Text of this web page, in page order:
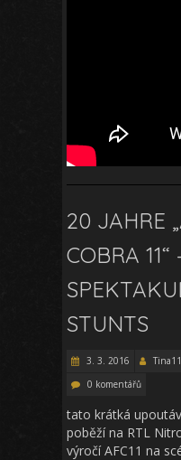
20 JAHRE
COBRA 11“
STUNTS
3. 3. 2016 Tina11
0 komentářů
tato krátká
poběží na RTL
výročí AFC11 na